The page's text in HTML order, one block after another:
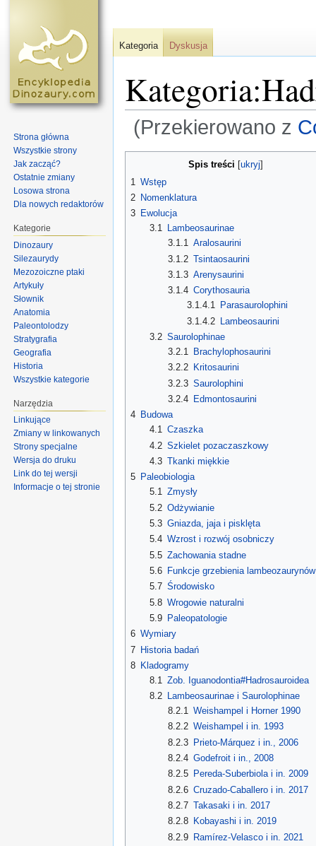
(Przekierowano z
Spis treści [ukryj]
1 Wstęp
2 Nomenklatura
3 Ewolucja
3.1
Lambeosaurinae
3.1.1 Aralosaurini
3.1.2 Tsintaosaurini
3.1.3 Arenysaurini
3.1.4 Corythosauria
3.1.4.1
Parasaurolophini
3.1.4.2 Lambeosaurini
3.2 Saurolophinae
3.2.1
Brachylophosaurini
3.2.2 Kritosaurini
3.2.3 Saurolophini
3.2.4 Edmontosaurini
4 Budowa
4.1 Czaszka
4.2 Szkielet pozaczaszkowy
4.3 Tkanki miękkie
5 Paleobiologia
5.1 Zmysły
5.2 Odżywianie
5.3 Gniazda, jaja i pisklęta
5.4 Wzrost i rozwój osobniczy
5.5 Zachowania stadne
5.6
Funkcje grzebienia lambeozaurynów
5.7 Środowisko
5.8 Wrogowie naturalni
5.9
Paleopatologie
6 Wymiary
7 Historia badań
8 Kladogramy
8.1
Zob. Iguanodontia#Hadrosauroidea
8.2
Lambeosaurinae i Saurolophinae
8.2.1 Weishampel i Horner 1990
8.2.2 Weishampel i in. 1993
8.2.3 Prieto-Márquez i in., 2006
8.2.4 Godefroit i in., 2008
8.2.5 Pereda-Suberbiola i in. 2009
8.2.6 Cruzado-Caballero i in. 2017
8.2.7 Takasaki i in. 2017
8.2.8 Kobayashi i in. 2019
8.2.9 Ramírez-Velasco i in. 2021
Kategoria Dyskusja
Strona główna
Wszystkie strony
Jak zacząć?
Ostatnie zmiany
Losowa strona
Dla nowych redaktorów
Kategorie
Dinozaury
Silezaurydy
Mezozoiczne ptaki
Artykuły
Słownik
Anatomia
Paleontolodzy
Stratygrafia
Geografia
Historia
Wszystkie kategorie
Narzędzia
Linkujące
Zmiany w linkowanych
Strony specjalne
Wersja do druku
Link do tej wersji
Informacje o tej stronie